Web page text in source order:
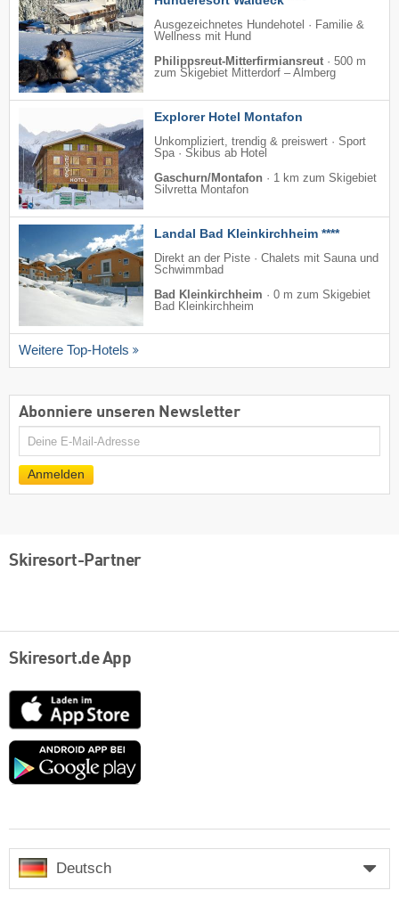
Ausgezeichnetes Hundehotel · Familie &
Wellness mit Hund
Philippsreut-Mitterfirmiansreut · 500 m
zum Skigebiet Mitterdorf – Almberg
Explorer Hotel Montafon
Unkompliziert, trendig & preiswert · Sport
Spa · Skibus ab Hotel
Gaschurn/Montafon · 1 km zum Skigebiet
Silvretta Montafon
Landal Bad Kleinkirchheim ****
Direkt an der Piste · Chalets mit Sauna und
Schwimmbad
Bad Kleinkirchheim · 0 m zum Skigebiet
Bad Kleinkirchheim
Weitere Top-Hotels
Abonniere unseren Newsletter
E-
Anmelden
Skiresort-Partner
Skiresort.de App
App
Store
Google
Deutsch